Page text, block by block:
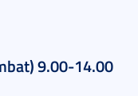
9.00-14.00